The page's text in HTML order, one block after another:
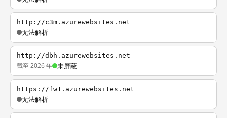
http://c3m.azurewebsites.net
无法解析
http://dbh.azurewebsites.net
截至 2026 年 未屏蔽
https://fw1.azurewebsites.net
无法解析